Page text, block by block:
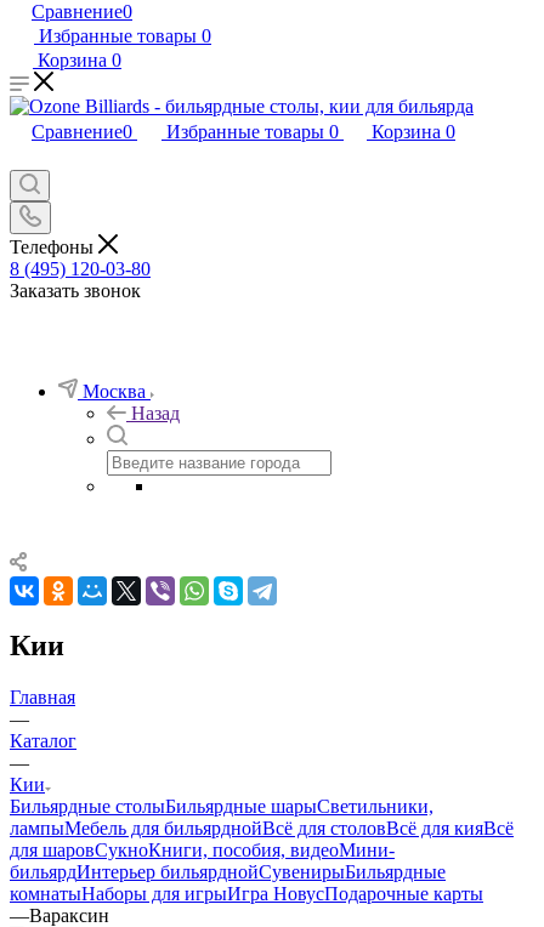
Сравнение0
Избранные товары 0
Корзина 0
Сравнение0 Избранные товары 0 Корзина 0
Телефоны
8 (495) 120-03-80
Заказать звонок
Москва
Назад
Кии
Главная
—
Каталог
—
Кии
Бильярдные столыБильярдные шарыСветильники,
лампыМебель для бильярднойВсё для столовВсё для кияВсё
для шаровСукноКниги, пособия, видеоМини-
бильярдИнтерьер бильярднойСувенирыБильярдные
комнатыНаборы для игрыИгра НовусПодарочные карты
—Вараксин